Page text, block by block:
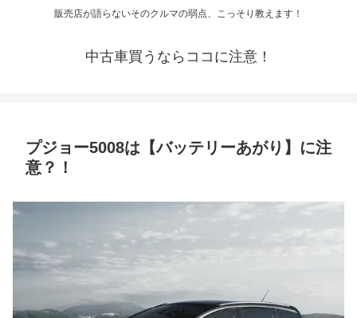
販売店が語らないそのクルマの弱点、こっそり教えます！
中古車買うならココに注意！
プジョー5008は【バッテリーあがり】に注
意？！